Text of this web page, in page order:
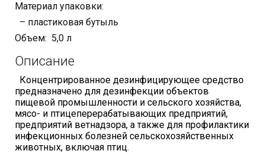
Материал упаковки:
– пластиковая бутыль
Объем: 5,0 л
Описание
Концентрированное дезинфицирующее средство
предназначено для дезинфекции объектов
пищевой промышленности и сельского хозяйства,
мясо- и птицеперерабатывающих предприятий,
предприятий ветнадзора, а также для профилактики
инфекционных болезней сельскохозяйственных
животных, включая птиц.